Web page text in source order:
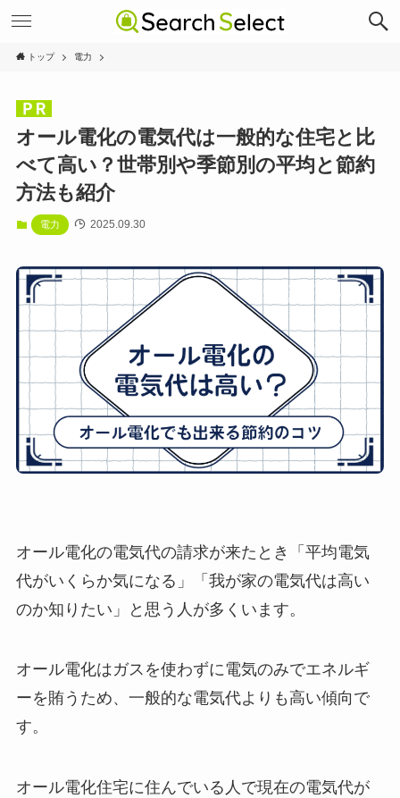
トップ 電力
オール電化の電気代は一般的な住宅と比
べて高い？世帯別や季節別の平均と節約
方法も紹介
電力 2025.09.30
オール電化の電気代の請求が来たとき「平均電気
代がいくらか気になる」「我が家の電気代は高い
のか知りたい」と思う人が多くいます。
オール電化はガスを使わずに電気のみでエネルギ
ーを賄うため、一般的な電気代よりも高い傾向で
す。
オール電化住宅に住んでいる人で現在の電気代が